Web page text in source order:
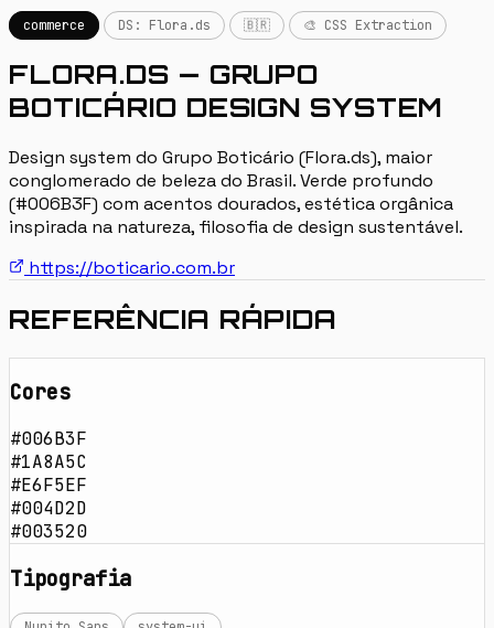
commerce
DS: Flora.ds 🇧🇷 🎨 CSS Extraction
FLORA.DS — GRUPO
BOTICÁRIO DESIGN SYSTEM
Design system do Grupo Boticário (Flora.ds), maior
conglomerado de beleza do Brasil. Verde profundo
(#006B3F) com acentos dourados, estética orgânica
inspirada na natureza, filosofia de design sustentável.
https://boticario.com.br
REFERÊNCIA RÁPIDA
Cores
#006B3F
#1A8A5C
#E6F5EF
#004D2D
#003520
Tipografia